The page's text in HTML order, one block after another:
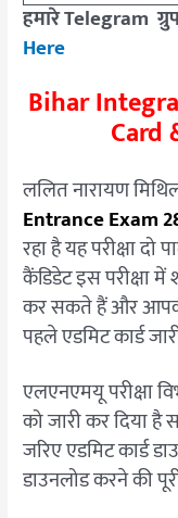
हमारे Telegram
Here
Bihar
Card
ललित नारायण
Entrance Exam
रहा है यह परीक्षा
कैंडिडेट इस परीक्षा में
कर सकते हैं और
पहले एडमिट कार्ड
एलएनएमयू परीक्षा
को जारी कर दिया है
जरिए एडमिट कार्ड
डाउनलोड करने की